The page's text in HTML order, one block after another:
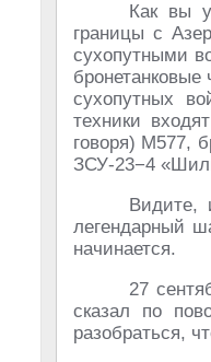
Как вы
границы с
сухопутными
сухопутных
техники
говоря) М577,
ЗСУ-23−4
Видите,
легендарный
начинается.
27
сказал по
разобраться,